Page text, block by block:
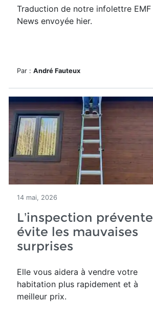
Traduction de notre infolettre EMF
News envoyée hier.
Par : André Fauteux
14 mai, 2026
L’inspection prévente
évite les mauvaises
surprises
Elle vous aidera à vendre votre
habitation plus rapidement et à
meilleur prix.